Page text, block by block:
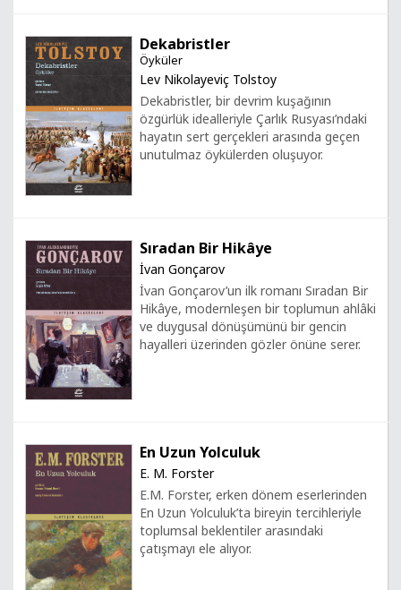
Dekabristler
Öyküler
Lev Nikolayeviç Tolstoy
Dekabristler, bir devrim kuşağının
özgürlük idealleriyle Çarlık Rusyası’ndaki
hayatın sert gerçekleri arasında geçen
unutulmaz öykülerden oluşuyor.
Sıradan Bir Hikâye
İvan Gonçarov
İvan Gonçarov’un ilk romanı Sıradan Bir
Hikâye, modernleşen bir toplumun ahlâki
ve duygusal dönüşümünü bir gencin
hayalleri üzerinden gözler önüne serer.
En Uzun Yolculuk
E. M. Forster
E.M. Forster, erken dönem eserlerinden
En Uzun Yolculuk’ta bireyin tercihleriyle
toplumsal beklentiler arasındaki
çatışmayı ele alıyor.